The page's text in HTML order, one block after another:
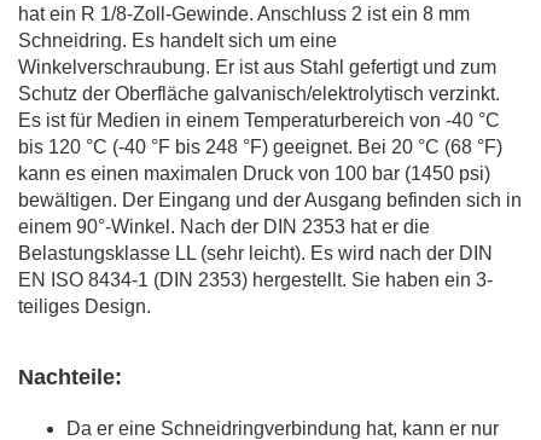
hat ein R 1/8-Zoll-Gewinde. Anschluss 2 ist ein 8 mm
Schneidring. Es handelt sich um eine
Winkelverschraubung. Er ist aus Stahl gefertigt und zum
Schutz der Oberfläche galvanisch/elektrolytisch verzinkt.
Es ist für Medien in einem Temperaturbereich von -40 °C
bis 120 °C (-40 °F bis 248 °F) geeignet. Bei 20 °C (68 °F)
kann es einen maximalen Druck von 100 bar (1450 psi)
bewältigen. Der Eingang und der Ausgang befinden sich in
einem 90°-Winkel. Nach der DIN 2353 hat er die
Belastungsklasse LL (sehr leicht). Es wird nach der DIN
EN ISO 8434-1 (DIN 2353) hergestellt. Sie haben ein 3-
teiliges Design.
Nachteile:
Da er eine Schneidringverbindung hat, kann er nur